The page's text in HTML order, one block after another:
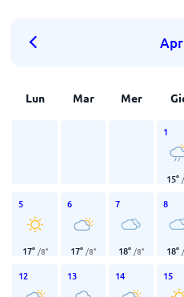
Lun Mar Mer
1
15°
5
17° /8°
6
17° /8°
7
18° /8°
8
18°
12 13 14 15